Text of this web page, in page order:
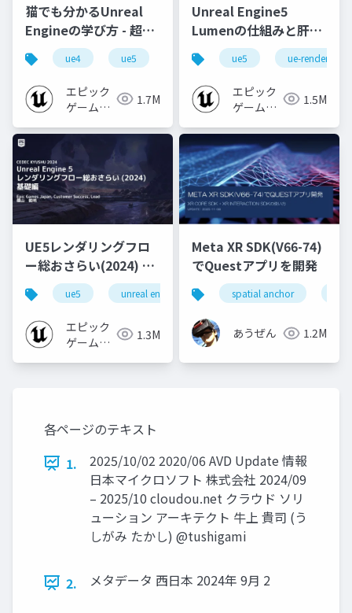
猫でも分かるUnreal
Engineの学び方 - 超初
心者向け編 - 2023 v1.0
ue4 ue5 ue-beginner
エピック
ゲームズ
1.7M
Unreal Engine5
Lumenの仕組みと肝心
なところ
ue5 ue-rendering
エピック
ゲームズ
1.5M
UE5レンダリングフロ
ー総おさらい(2024) 基
礎編！
[CEDEC+KYUSHU
2024]
ue5 unreal engine ue-rendering
エピック
ゲームズ
1.3M
Meta XR SDK(V66-74)
でQuestアプリを開発
spatial anchor
あうぜん 1.2M
各ページのテキスト
1.
2025/10/02 2020/06 AVD Update 情報
日本マイクロソフト 株式会社 2024/09
– 2025/10 cloudou.net クラウド ソリ
ューション アーキテクト 牛上 貴司 (う
しがみ たかし) @tushigami
2. メタデータ 西日本 2024年 9月 2